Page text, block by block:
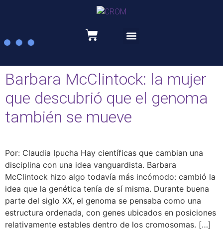
Barbara McClintock: la mujer
que descubrió que el genoma
también se mueve
Por: Claudia Ipucha Hay científicas que cambian una
disciplina con una idea vanguardista. Barbara
McClintock hizo algo todavía más incómodo: cambió la
idea que la genética tenía de sí misma. Durante buena
parte del siglo XX, el genoma se pensaba como una
estructura ordenada, con genes ubicados en posiciones
relativamente estables dentro de los cromosomas. […]